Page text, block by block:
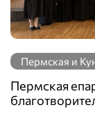
Пермская и
Пермская